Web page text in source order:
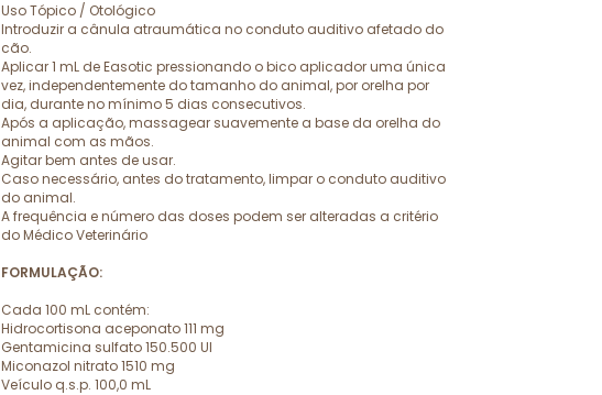
Uso Tópico / Otológico
Introduzir a cânula atraumática no conduto auditivo afetado do
cão.
Aplicar 1 mL de Easotic pressionando o bico aplicador uma única
vez, independentemente do tamanho do animal, por orelha por
dia, durante no mínimo 5 dias consecutivos.
Após a aplicação, massagear suavemente a base da orelha do
animal com as mãos.
Agitar bem antes de usar.
Caso necessário, antes do tratamento, limpar o conduto auditivo
do animal.
A frequência e número das doses podem ser alteradas a critério
do Médico Veterinário
FORMULAÇÃO:
Cada 100 mL contém:
Hidrocortisona aceponato 111 mg
Gentamicina sulfato 150.500 UI
Miconazol nitrato 1510 mg
Veículo q.s.p. 100,0 mL